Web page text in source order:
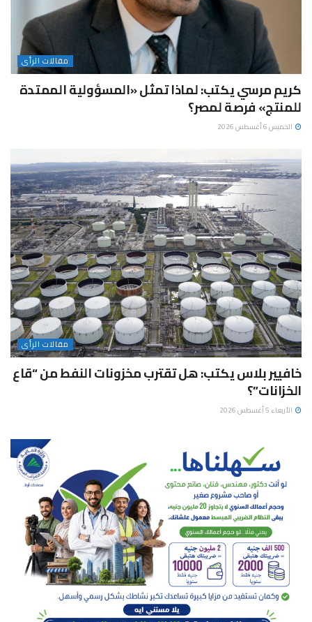
مقالات الرأى
كريم مرسي يكتب: لماذا تمثل «المسؤولية الممتدة
للمنتج» فرصة لمصر؟
الخميس 6 أغسطس 2026
مقالات الرأى
خافيير بلاس يكتب: هل تقترب مخزونات النفط من “قاع
الخزانات”؟
الأربعاء 5 أغسطس 2026